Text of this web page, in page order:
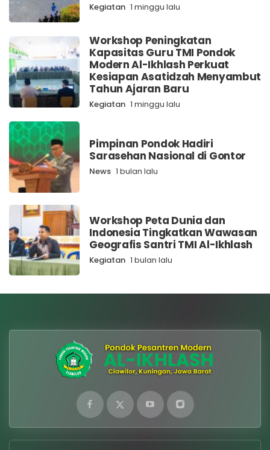
Kegiatan 1 minggu lalu
Workshop Peningkatan
Kapasitas Guru TMI Pondok
Modern Al-Ikhlash Perkuat
Kesiapan Asatidzah Menyambut
Tahun Ajaran Baru
Kegiatan 1 minggu lalu
Pimpinan Pondok Hadiri
Sarasehan Nasional di Gontor
News 1 bulan lalu
Workshop Peta Dunia dan
Indonesia Tingkatkan Wawasan
Geografis Santri TMI Al-Ikhlash
Kegiatan 1 bulan lalu